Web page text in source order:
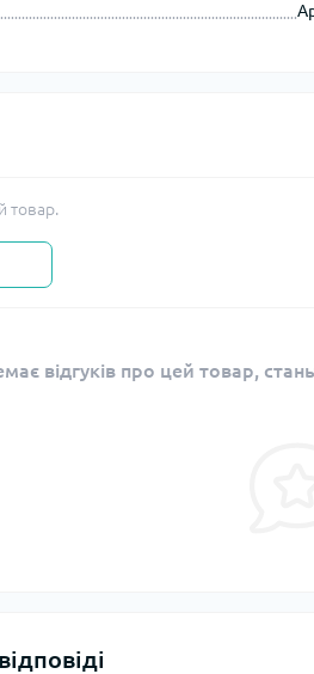
товар.
відгуків про цей товар,